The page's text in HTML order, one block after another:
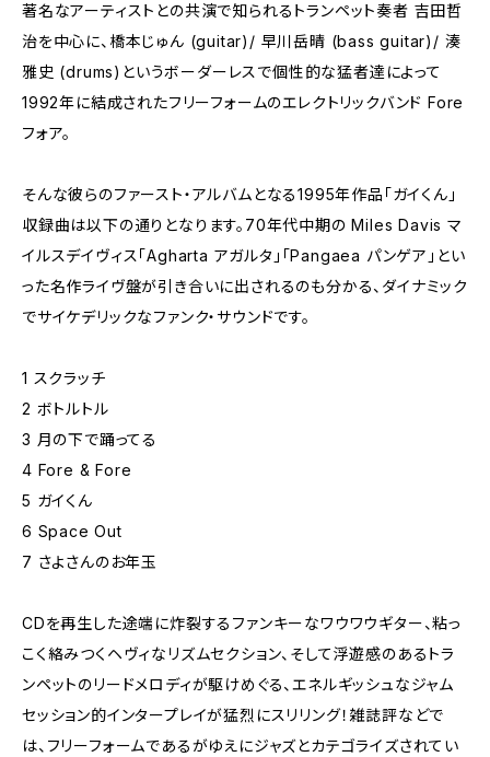
著名なアーティストとの共演で知られるトランペット奏者 吉田哲
治を中心に、橋本じゅん (guitar)/ 早川岳晴 (bass guitar)/ 湊
雅史 (drums)というボーダーレスで個性的な猛者達によって
1992年に結成されたフリーフォームのエレクトリックバンド Fore
フォア。
そんな彼らのファースト・アルバムとなる1995年作品「ガイくん」
収録曲は以下の通りとなります。70年代中期の Miles Davis マ
イルスデイヴィス「Agharta アガルタ」「Pangaea パンゲア」とい
った名作ライヴ盤が引き合いに出されるのも分かる、ダイナミック
でサイケデリックなファンク・サウンドです。
1 スクラッチ
2 ボトルトル
3 月の下で踊ってる
4 Fore & Fore
5 ガイくん
6 Space Out
7 さよさんのお年玉
CDを再生した途端に炸裂するファンキーなワウワウギター、粘っ
こく絡みつくヘヴィなリズムセクション、そして浮遊感のあるトラ
ンペットのリードメロディが駆けめぐる、エネルギッシュなジャム
セッション的インタープレイが猛烈にスリリング！雑誌評などで
は、フリーフォームであるがゆえにジャズとカテゴライズされてい